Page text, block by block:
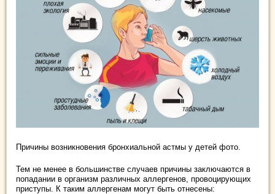
Причины возникновения бронхиальной астмы у детей фото.
Тем не менее в большинстве случаев причины заключаются в
попадании в организм различных аллергенов, провоцирующих
приступы. К таким аллергенам могут быть отнесены: